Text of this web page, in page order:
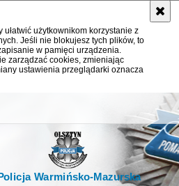
użytkownikom korzystanie z
Jeśli nie blokujesz tych plików, to
w pamięci urządzenia.
zarządzać cookies, zmieniając
ustawienia przeglądarki oznacza
Policja Warmińsko-Mazurska